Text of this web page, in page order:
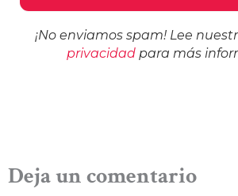
¡No enviamos spam! Lee
privacidad para más
Deja un comentario